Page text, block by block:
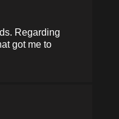
Regarding
got me to